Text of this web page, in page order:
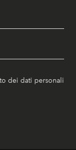
dei dati personali